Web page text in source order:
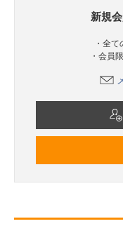
新規
・全
・会員